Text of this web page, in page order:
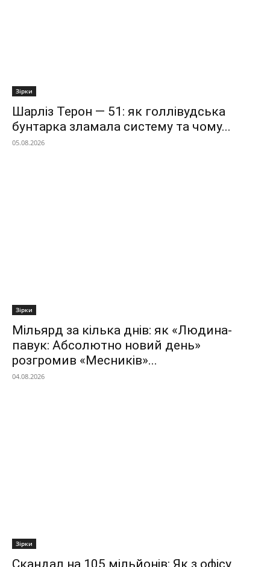
Зірки
Шарліз Терон — 51: як голлівудська
бунтарка зламала систему та чому...
05.08.2026
Зірки
Мільярд за кілька днів: як «Людина-
павук: Абсолютно новий день»
розгромив «Месників»...
04.08.2026
Зірки
Скандал на 105 мільйонів: Як з офісу